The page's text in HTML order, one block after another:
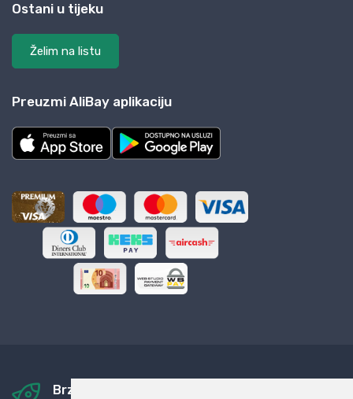
Ostani u tijeku
Želim na listu
Preuzmi AliBay aplikaciju
Brza i sigurna dostava